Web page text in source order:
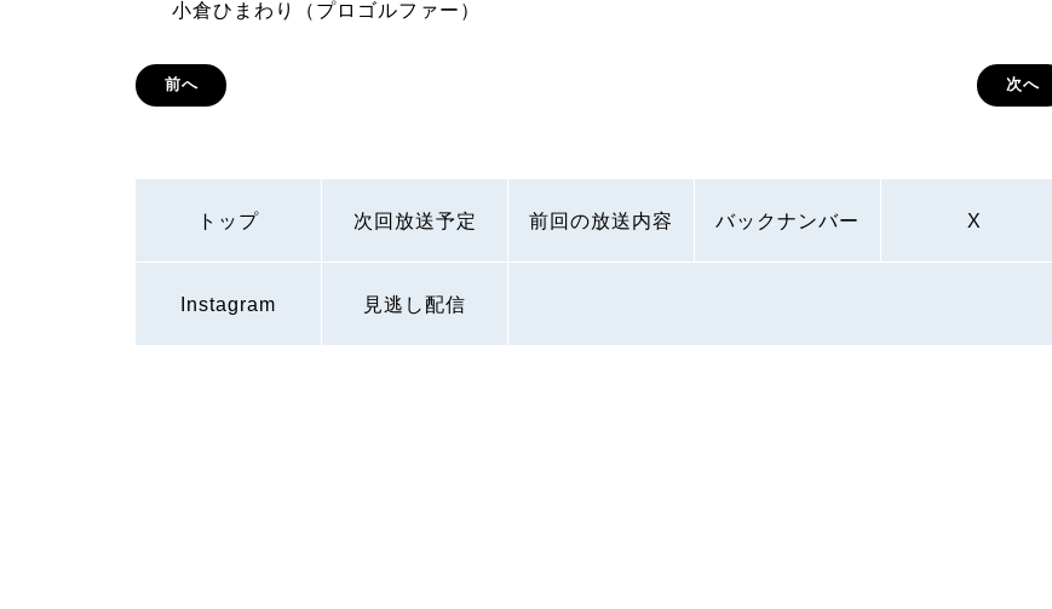
小倉ひまわり（プロゴルファー）
前へ 次へ
トップ 次回放送予定 前回の放送内容 バックナンバー X
Instagram 見逃し配信